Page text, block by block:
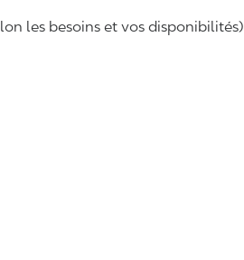
les besoins et vos disponibilités)